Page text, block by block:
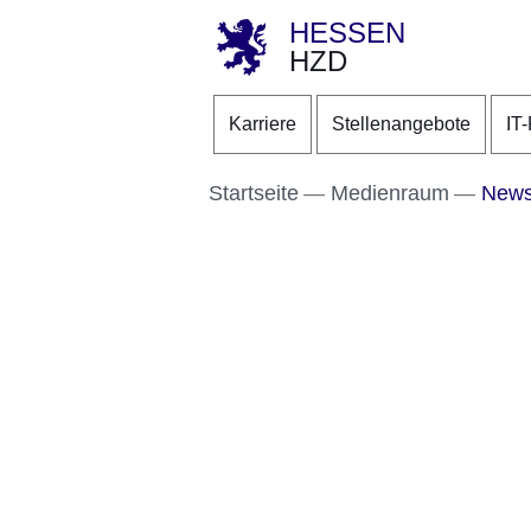
Direkt zum Kopf der
Direkt zum Inhalt
Direkt zum Fuß der
HESSEN
HZD
Karriere Stellenangebote
Startseite Medienraum